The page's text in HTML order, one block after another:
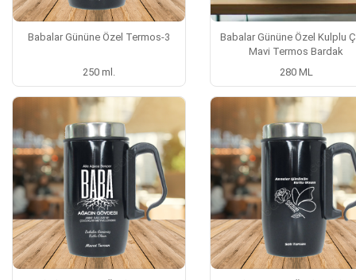
Babalar Gününe Özel Termos-3
250 ml.
Babalar Gününe Özel Kulplu
Mavi Termos Bardak
280 ML